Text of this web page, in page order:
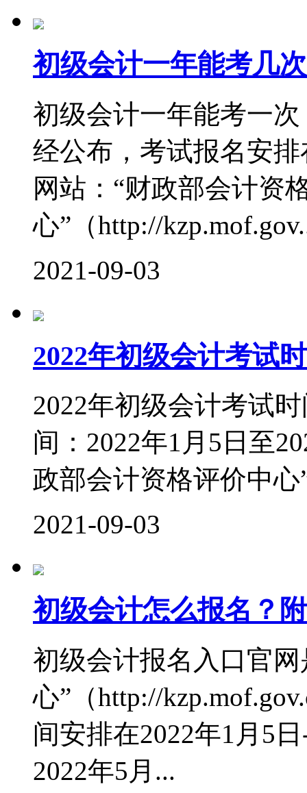
初级会计一年能考几
初级会计一年能考一
经公布，考试报名安
网站：“财政部会计资
心”（http://
2021-09-03
2022年初级会计考试
2022年初级会计考试
间：2022年1月5日至
政部会计资格评价中心
2021-09-03
初级会计怎么报名？
初级会计报名入口官
心”（http://
间安排在2022年1月5
2022年5月...